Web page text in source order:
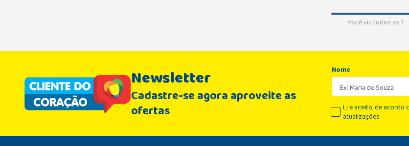
Você viu todos os1
Newsletter
Cadastre-se agora aproveite as
ofertas
Nome
Li e aceito, de acordo
atualizações